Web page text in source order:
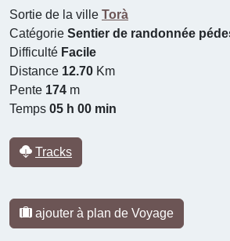
Sortie de la ville Torà
Catégorie Sentier de randonnée
Difficulté Facile
Distance 12.70 Km
Pente 174 m
Temps 05 h 00 min
Tracks
ajouter à plan de Voyage